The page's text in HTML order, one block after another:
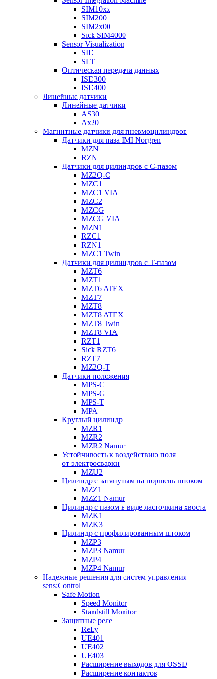
SIM10xx
SIM200
SIM2x00
Sick SIM4000
Sensor Visualization
SID
SLT
Оптическая передача данных
ISD300
ISD400
Линейные датчики
Линейные датчики
AS30
Ax20
Магнитные датчики для пневмоцилиндров
Датчики для паза IMI Norgren
MZN
RZN
Датчики для цилиндров с С-пазом
MZ2Q-C
MZC1
MZC1 VIA
MZC2
MZCG
MZCG VIA
MZN1
RZC1
RZN1
MZC1 Twin
Датчики для цилиндров с Т-пазом
MZT6
MZT1
MZT6 ATEX
MZT7
MZT8
MZT8 ATEX
MZT8 Twin
MZT8 VIA
RZT1
Sick RZT6
RZT7
MZ2Q-T
Датчики положения
MPS-C
MPS-G
MPS-T
MPA
Круглый цилиндр
MZR1
MZR2
MZR2 Namur
Устойчивость к воздействию поля
от электросварки
MZU2
Цилиндр с затянутым на поршень штоком
MZZ1
MZZ1 Namur
Цилиндр с пазом в виде ласточкина хвоста
MZK1
MZK3
Цилиндр с профилированным штоком
MZP3
MZP3 Namur
MZP4
MZP4 Namur
Надежные решения для систем управления
sens:Control
Safe Motion
Speed Monitor
Standstill Monitor
Защитные реле
ReLy
UE401
UE402
UE403
Расширение выходов для OSSD
Расширение контактов